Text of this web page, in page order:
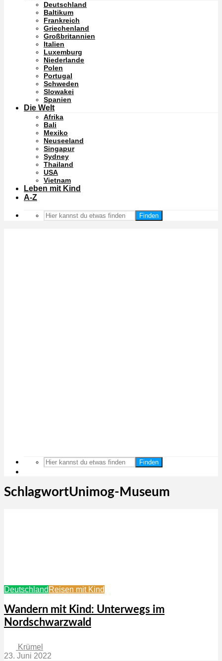
Deutschland
Baltikum
Frankreich
Griechenland
Großbritannien
Italien
Luxemburg
Niederlande
Polen
Portugal
Schweden
Slowakei
Spanien
Die Welt
Afrika
Bali
Mexiko
Neuseeland
Singapur
Sydney
Thailand
USA
Vietnam
Leben mit Kind
A-Z
Finden
Finden
SchlagwortUnimog-Museum
Deutschland Reisen mit Kind
Wandern mit Kind: Unterwegs im
Nordschwarzwald
Krümel
23. Juni 2022